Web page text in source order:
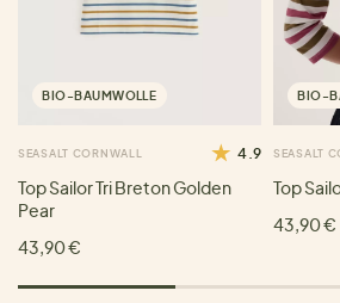
BIO-BAUMWOLLE
SEASALT CORNWALL 4.9
Top Sailor Tri Breton Golden
Pear
43,90 €
BIO-
SEASALT
Top
43,90 €